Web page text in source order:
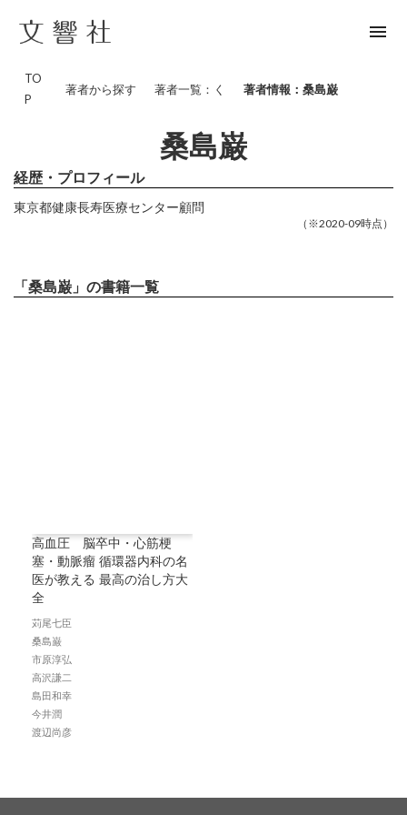
menu
TO
P
著者から探す 著者一覧：く 著者情報：桑島巌
桑島巌
経歴・プロフィール
東京都健康長寿医療センター顧問
（※2020-09時点）
「桑島巌」の書籍一覧
高血圧 脳卒中・心筋梗
塞・動脈瘤 循環器内科の名
医が教える 最高の治し方大
全
苅尾七臣
桑島巌
市原淳弘
高沢謙二
島田和幸
今井潤
渡辺尚彦